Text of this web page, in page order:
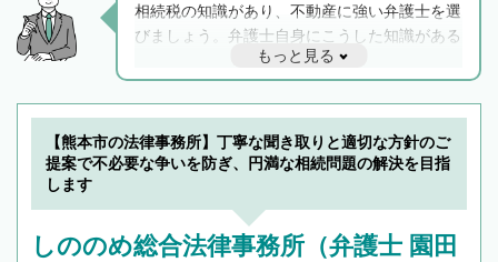
相続税の知識があり、不動産に強い弁護士を選
びましょう。弁護士自身にこうした知識がある
と他士業との連携もスムーズに進み、トラブル
解決のみならず相続をトータルで任せることが
できます。また、相続は感情がからむ分野なの
でフィーリングも重要です。実際に電話や面談
で複数の弁護士と会話をしてウマが合う方に依
もっと見る
【熊本市の法律事務所】丁寧な聞き取りと適切な方針のご
提案で不必要な争いを防ぎ、円満な相続問題の解決を目指
します
しののめ総合法律事務所（弁護士 園田